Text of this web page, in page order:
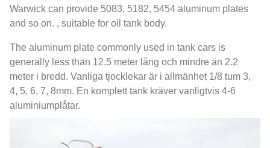
Warwick can provide 5083, 5182, 5454 aluminum plates
and so on. , suitable for oil tank body.
The aluminum plate commonly used in tank cars is
generally less than 12.5 meter lång och mindre än 2.2
meter i bredd. Vanliga tjocklekar är i allmänhet 1/8 tum 3,
4, 5, 6, 7, 8mm. En komplett tank kräver vanligtvis 4-6
aluminiumplåtar.